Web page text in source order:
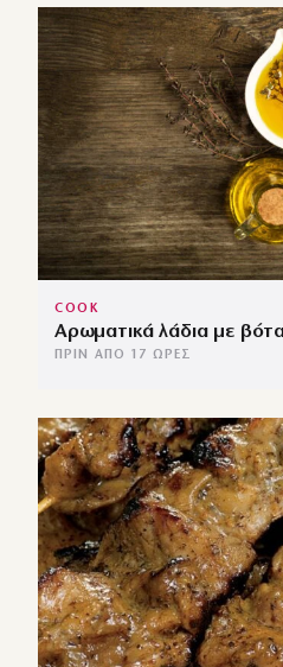
COOK
Αρωματικά λάδια με
ΠΡΙΝ ΑΠΌ 17 ΏΡΕΣ